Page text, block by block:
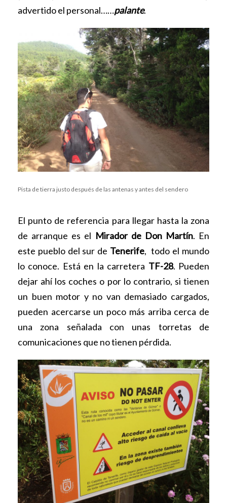
advertido el personal……palante.
Pista de tierra justo después de las antenas y antes del sendero
El punto de referencia para llegar hasta la zona
de arranque es el Mirador de Don Martín. En
este pueblo del sur de Tenerife, todo el mundo
lo conoce. Está en la carretera TF-28. Pueden
dejar ahí los coches o por lo contrario, si tienen
un buen motor y no van demasiado cargados,
pueden acercarse un poco más arriba cerca de
una zona señalada con unas torretas de
comunicaciones que no tienen pérdida.